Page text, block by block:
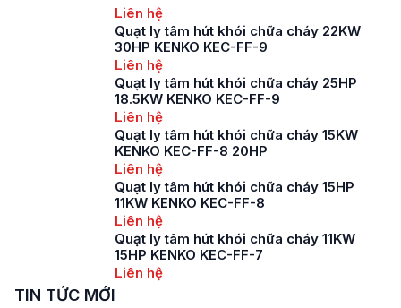
Liên hệ
Quạt ly tâm hút khói chữa cháy 22KW
30HP KENKO KEC-FF-9
Liên hệ
Quạt ly tâm hút khói chữa cháy 25HP
18.5KW KENKO KEC-FF-9
Liên hệ
Quạt ly tâm hút khói chữa cháy 15KW
KENKO KEC-FF-8 20HP
Liên hệ
Quạt ly tâm hút khói chữa cháy 15HP
11KW KENKO KEC-FF-8
Liên hệ
Quạt ly tâm hút khói chữa cháy 11KW
15HP KENKO KEC-FF-7
Liên hệ
TIN TỨC MỚI